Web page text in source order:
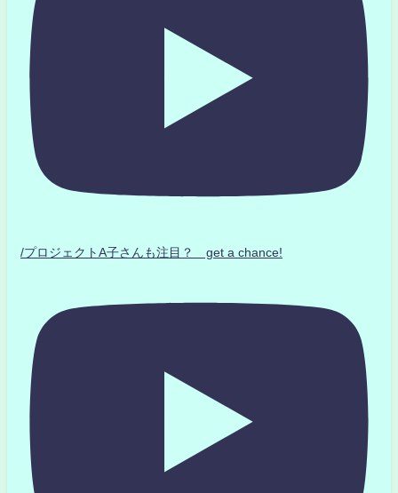
/プロジェクトA子さんも注目？ get a chance!